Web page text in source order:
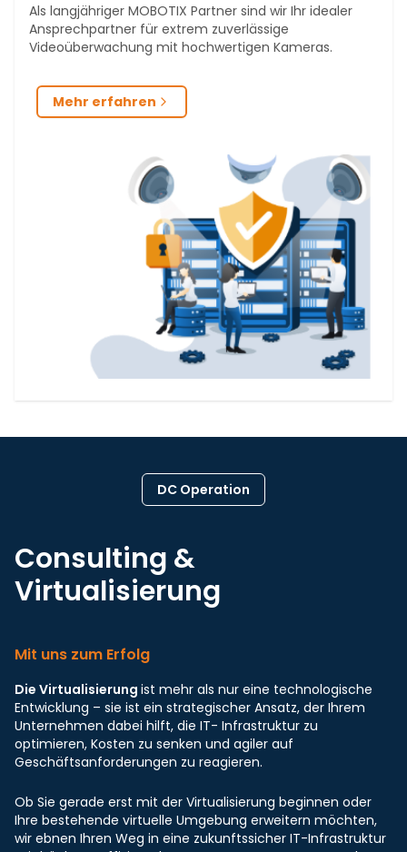
Als langjähriger MOBOTIX Partner sind wir Ihr idealer
Ansprechpartner für extrem zuverlässige
Videoüberwachung mit hochwertigen Kameras.
Mehr erfahren
DC Operation
Consulting &
Virtualisierung
Mit uns zum Erfolg
Die Virtualisierung ist mehr als nur eine technologische
Entwicklung – sie ist ein strategischer Ansatz, der Ihrem
Unternehmen dabei hilft, die IT- Infrastruktur zu
optimieren, Kosten zu senken und agiler auf
Geschäftsanforderungen zu reagieren.
Ob Sie gerade erst mit der Virtualisierung beginnen oder
Ihre bestehende virtuelle Umgebung erweitern möchten,
wir ebnen Ihren Weg in eine zukunftssicher IT-Infrastruktur